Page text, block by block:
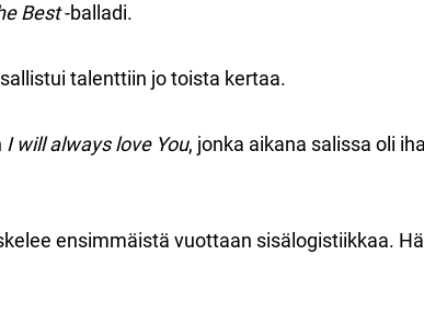
Best-balladi.
talenttiin jo toista kertaa.
I will always love You, jonka aikana salissa oli
ensimmäistä vuottaan sisälogistiikkaa.